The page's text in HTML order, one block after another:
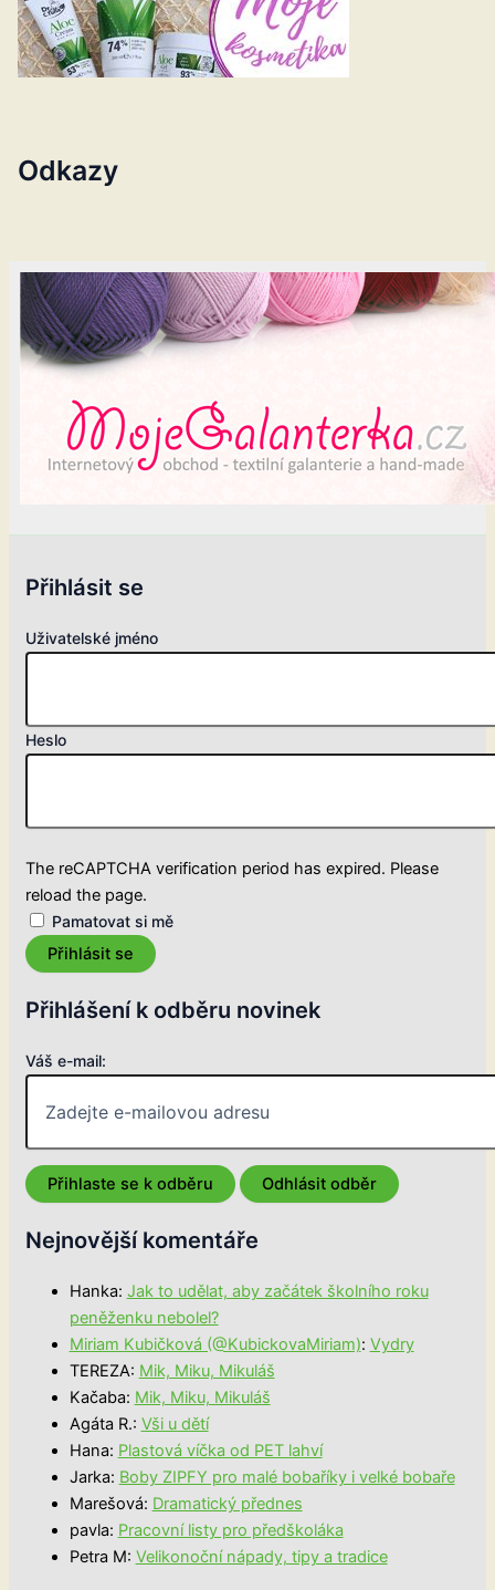
Odkazy
Přihlásit se
Uživatelské jméno
Heslo
The reCAPTCHA verification period has expired. Please
reload the page.
Pamatovat si mě
Přihlásit se
Přihlášení k odběru novinek
Váš e-mail:
Nejnovější komentáře
Hanka: Jak to udělat, aby začátek školního roku
peněženku nebolel?
Miriam Kubičková (@KubickovaMiriam): Vydry
TEREZA: Mik, Miku, Mikuláš
Kačaba: Mik, Miku, Mikuláš
Agáta R.: Vši u dětí
Hana: Plastová víčka od PET lahví
Jarka: Boby ZIPFY pro malé bobaříky i velké bobaře
Marešová: Dramatický přednes
pavla: Pracovní listy pro předškoláka
Petra M: Velikonoční nápady, tipy a tradice